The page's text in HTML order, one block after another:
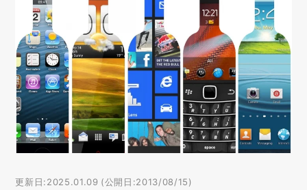
更新日:2025.01.09 (公開日:2013/08/15)